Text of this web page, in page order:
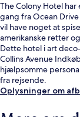
The Colony Hotel
gang fra Ocean
vil have noget at
amerikanske retter
Dette hotel i art
Collins Avenue
hjælpsomme
fra rejsende.
Oplysninger om